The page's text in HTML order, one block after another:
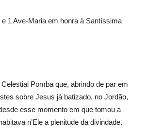
1 Ave-Maria em honra à Santíssima
Pomba que, abrindo de par em
sobre Jesus já batizado, no Jordão,
esse momento em que tomou a
n’Ele a plenitude da divindade.